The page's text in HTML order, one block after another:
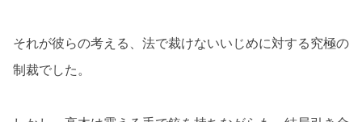
それが彼らの考える、法で裁けないいじめに対する究極の
制裁でした。